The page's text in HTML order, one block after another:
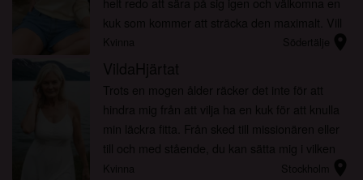
kuk som kommer att sträcka den maximalt. Vill
ha min fitta glaserad med spott eller helt enkelt
...
Södertälje location_on
Kvinna
VildaHjärtat
Trots en mogen ålder räcker det inte för att
hindra mig från att vilja ha en kuk för att knulla
min läckra fitta. Från sked till missionären eller
till och med stående, du kan sätta mig i vilken
position som helst. Min flexibilitet är fort...
Stockholm location_on
Kvinna